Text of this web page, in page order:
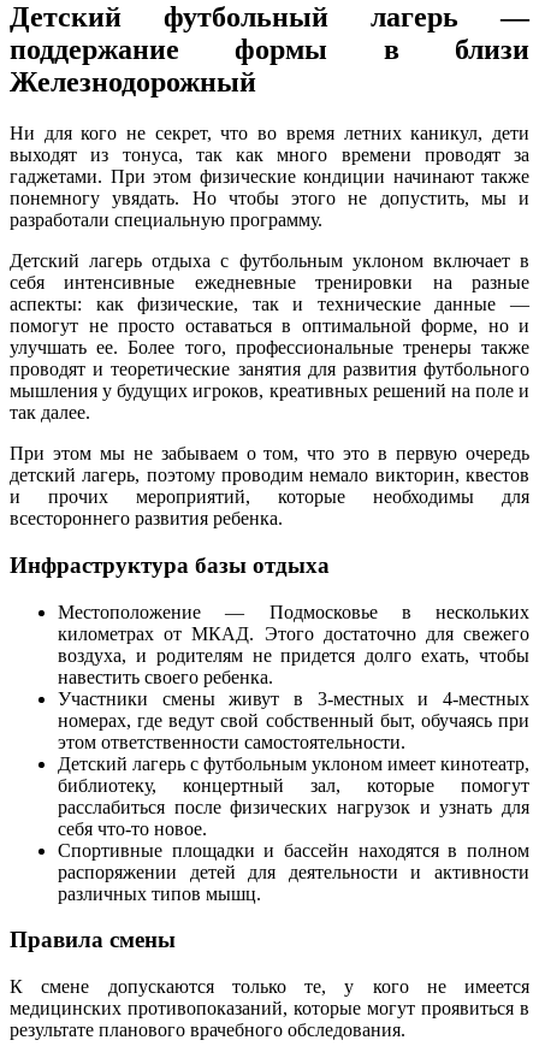
Детский футбольный лагерь —
поддержание формы в близи
Железнодорожный
Ни для кого не секрет, что во время летних каникул, дети
выходят из тонуса, так как много времени проводят за
гаджетами. При этом физические кондиции начинают также
понемногу увядать. Но чтобы этого не допустить, мы и
разработали специальную программу.
Детский лагерь отдыха с футбольным уклоном включает в
себя интенсивные ежедневные тренировки на разные
аспекты: как физические, так и технические данные —
помогут не просто оставаться в оптимальной форме, но и
улучшать ее. Более того, профессиональные тренеры также
проводят и теоретические занятия для развития футбольного
мышления у будущих игроков, креативных решений на поле и
так далее.
При этом мы не забываем о том, что это в первую очередь
детский лагерь, поэтому проводим немало викторин, квестов
и прочих мероприятий, которые необходимы для
всестороннего развития ребенка.
Инфраструктура базы отдыха
Местоположение — Подмосковье в нескольких
километрах от МКАД. Этого достаточно для свежего
воздуха, и родителям не придется долго ехать, чтобы
навестить своего ребенка.
Участники смены живут в 3-местных и 4-местных
номерах, где ведут свой собственный быт, обучаясь при
этом ответственности самостоятельности.
Детский лагерь с футбольным уклоном имеет кинотеатр,
библиотеку, концертный зал, которые помогут
расслабиться после физических нагрузок и узнать для
себя что-то новое.
Спортивные площадки и бассейн находятся в полном
распоряжении детей для деятельности и активности
различных типов мышц.
Правила смены
К смене допускаются только те, у кого не имеется
медицинских противопоказаний, которые могут проявиться в
результате планового врачебного обследования.